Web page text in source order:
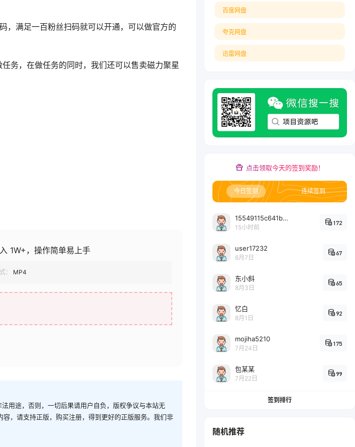
，满足一百粉丝扫码就可以开通，可以做官方的
务，在做任务的同时，我们还可以售卖磁力聚星
1W+，操作简单易上手
： MP4
用途，否则，一切后果请用户自负，版权争议与本站无
，请支持正版，购买注册，得到更好的正版服务。我们非
百度网盘
夸克网盘
迅雷网盘
点击领取今天的签到奖励！
今日签到 连续签到
15549115c641bc6524e64d1d800349ec7396
15小时前
172
user17232
8月7日
67
东小斜
8月3日
65
忆白
8月1日
92
mojiha5210
7月24日
175
包某某
7月22日
99
签到排行
随机推荐